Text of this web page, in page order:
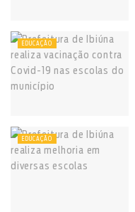
EDUCAÇÃO
EDUCAÇÃO